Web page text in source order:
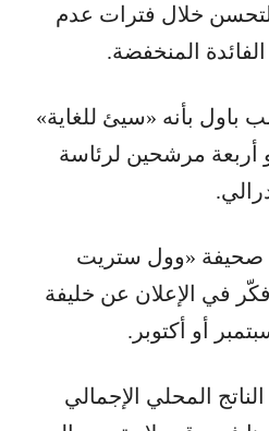
خلال فترات عدم
المنخفضة.
باول بأنه «سيئ للغاية»
أربعة مرشحين لرئاسة
«وول ستريت
في الإعلان عن خليفة
أو أكتوبر.
المحلي الإجمالي